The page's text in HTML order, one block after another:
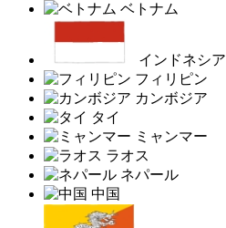
ベトナム
インドネシア
フィリピン
カンボジア
タイ
ミャンマー
ラオス
ネパール
中国